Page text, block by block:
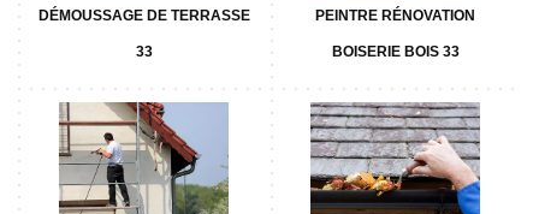
DÉMOUSSAGE DE TERRASSE
33
PEINTRE RÉNOVATION
BOISERIE BOIS 33